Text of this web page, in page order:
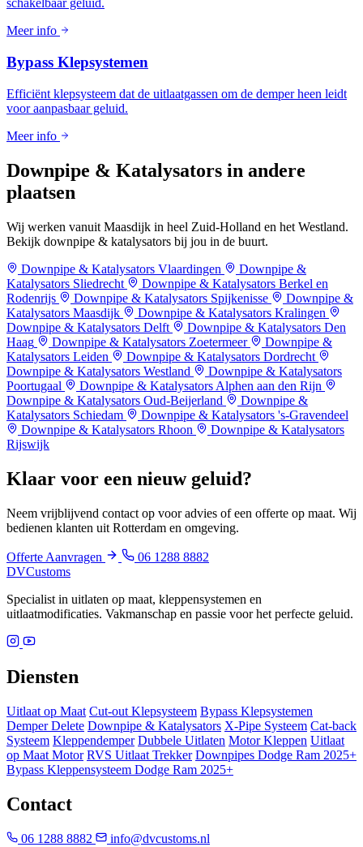
schakelbaar geluid.
Meer info
Bypass Klepsystemen
Efficiënt klepsysteem dat de uitlaatgassen om de demper heen leidt
voor aanpasbaar geluid.
Meer info
Downpipe & Katalysators in andere
plaatsen
Wij werken vanuit Maasdijk in heel Zuid-Holland en het Westland.
Bekijk downpipe & katalysators bij jou in de buurt.
Downpipe & Katalysators Vlaardingen
Downpipe &
Katalysators Sliedrecht
Downpipe & Katalysators Berkel en
Rodenrijs
Downpipe & Katalysators Spijkenisse
Downpipe &
Katalysators Maasdijk
Downpipe & Katalysators Kralingen
Downpipe & Katalysators Delft
Downpipe & Katalysators Den
Haag
Downpipe & Katalysators Zoetermeer
Downpipe &
Katalysators Leiden
Downpipe & Katalysators Dordrecht
Downpipe & Katalysators Westland
Downpipe & Katalysators
Poortugaal
Downpipe & Katalysators Alphen aan den Rijn
Downpipe & Katalysators Oud-Beijerland
Downpipe &
Katalysators Schiedam
Downpipe & Katalysators 's-Gravendeel
Downpipe & Katalysators Rhoon
Downpipe & Katalysators
Rijswijk
Klaar voor een nieuw geluid?
Neem vrijblijvend contact op voor advies of een offerte op maat. Wij
bedienen klanten uit Rotterdam en omgeving.
Offerte Aanvragen
06 1288 8882
DVCustoms
Specialist in uitlaten op maat, kleppensystemen en
uitlaatmodificaties. Vakmanschap en passie voor het perfecte geluid.
Diensten
Uitlaat op Maat Cut-out Klepsysteem Bypass Klepsystemen
Demper Delete Downpipe & Katalysators X-Pipe Systeem Cat-back
Systeem Kleppendemper Dubbele Uitlaten Motor Kleppen Uitlaat
op Maat Motor RVS Uitlaat Trekker Downpipes Dodge Ram 2025+
Bypass Kleppensysteem Dodge Ram 2025+
Contact
06 1288 8882
info@dvcustoms.nl